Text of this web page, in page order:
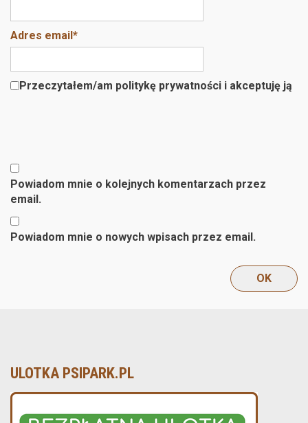
Adres email*
Przeczytałem/am politykę prywatności i akceptuję ją
Powiadom mnie o kolejnych komentarzach przez
email.
Powiadom mnie o nowych wpisach przez email.
ULOTKA PSIPARK.PL